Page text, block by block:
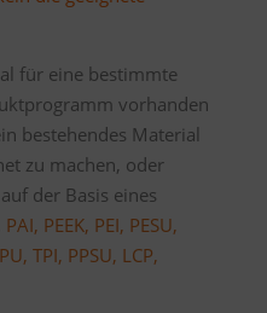
für eine bestimmte
vorhanden
bestehendes Material
zu machen, oder
der Basis eines
PAI, PEEK, PEI, PESU,
TPI, PPSU, LCP,